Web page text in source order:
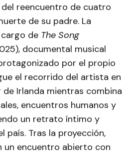
reencuentro de cuatro
de su padre. La
de The Song
documental musical
por el propio
el recorrido del artista en
Irlanda mientras combina
encuentros humanos y
un retrato íntimo y
país. Tras la proyección,
un encuentro abierto con